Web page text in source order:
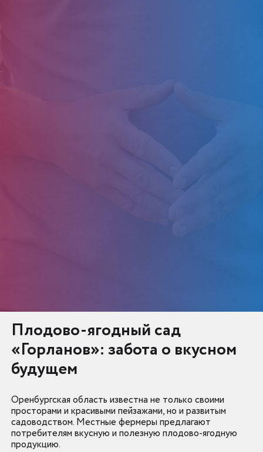
Плодово-ягодный сад
«Горланов»: забота о вкусном
будущем
Оренбургская область известна не только своими
просторами и красивыми пейзажами, но и развитым
садоводством. Местные фермеры предлагают
потребителям вкусную и полезную плодово-ягодную
продукцию.